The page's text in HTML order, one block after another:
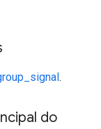
.
do